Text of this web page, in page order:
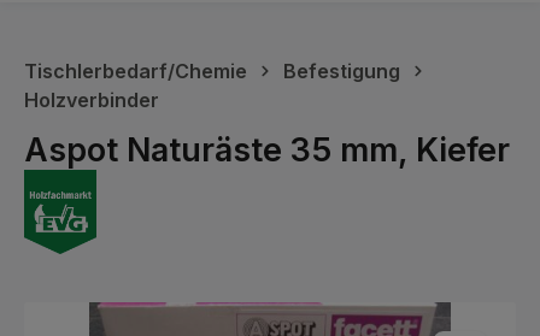
Tischlerbedarf/Chemie
Befestigung
Holzverbinder
Aspot Naturäste 35 mm, Kiefer
Bildergalerie überspringen